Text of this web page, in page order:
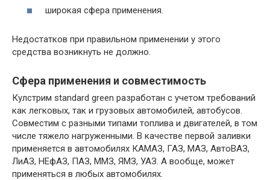
широкая сфера применения.
Недостатков при правильном применении у этого
средства возникнуть не должно.
Сфера применения и совместимость
Кулстрим standard green разработан с учетом требований
как легковых, так и грузовых автомобилей, автобусов.
Совместим с разными типами топлива и двигателей, в том
числе тяжело нагруженными. В качестве первой заливки
применяется в автомобилях КАМАЗ, ГАЗ, МАЗ, АвтоВАЗ,
ЛиАЗ, НЕфАЗ, ПАЗ, ММЗ, ЯМЗ, УАЗ. А вообще, может
применяться в любых автомобилях.